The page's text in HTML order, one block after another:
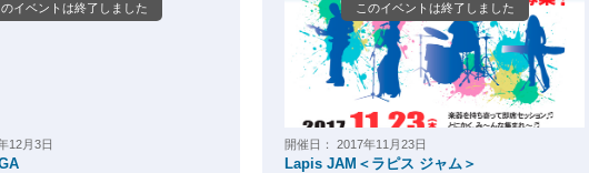
12月3日
のイベントは終了しました
開催日： 2017年11月23日
Lapis JAM＜ラピス ジャム＞
このイベントは終了しました